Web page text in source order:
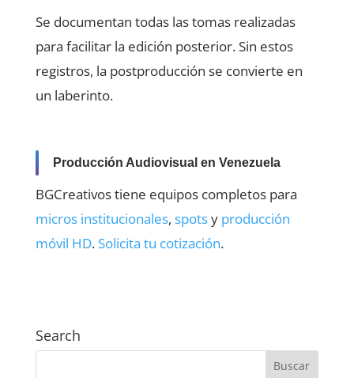
Se documentan todas las tomas realizadas
para facilitar la edición posterior. Sin estos
registros, la postproducción se convierte en
un laberinto.
Producción Audiovisual en Venezuela
BGCreativos tiene equipos completos para
micros institucionales, spotsy producción
móvil HD. Solicita tu cotización.
Search